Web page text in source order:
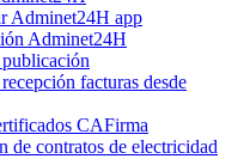
Adminet24H app
Adminet24H
facturas desde
CAFirma
de contratos de electricidad